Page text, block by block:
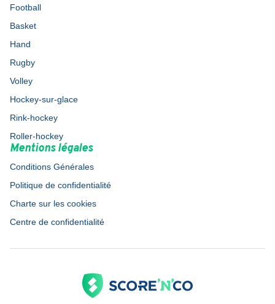
Football
Basket
Hand
Rugby
Volley
Hockey-sur-glace
Rink-hockey
Roller-hockey
Mentions légales
Conditions Générales
Politique de confidentialité
Charte sur les cookies
Centre de confidentialité